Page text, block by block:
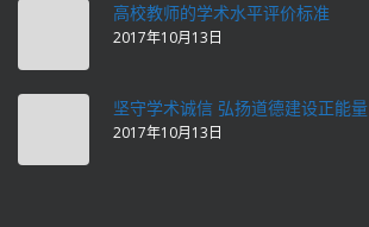
高校教师的学术水平评价标准
2017年10月13日
坚守学术诚信 弘扬道德建设正能量
2017年10月13日